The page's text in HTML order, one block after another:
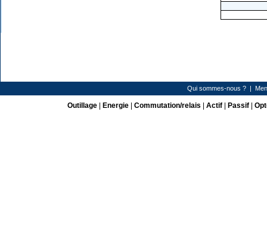
Qui sommes-nous ? |
Outillage| Energie| Commutation/relais Actif| Passif|